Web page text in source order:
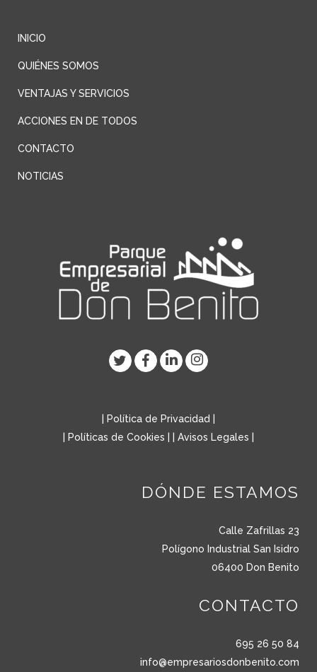
INICIO
QUIÉNES SOMOS
VENTAJAS Y SERVICIOS
ACCIONES EN DE TODOS
CONTACTO
NOTICIAS
Política de Privacidad
Políticas de Cookies Avisos Legales
DÓNDE ESTAMOS
Calle Zafrillas 23
Polígono Industrial San Isidro
06400 Don Benito
CONTACTO
695 26 50 84
info@empresariosdonbenito.com